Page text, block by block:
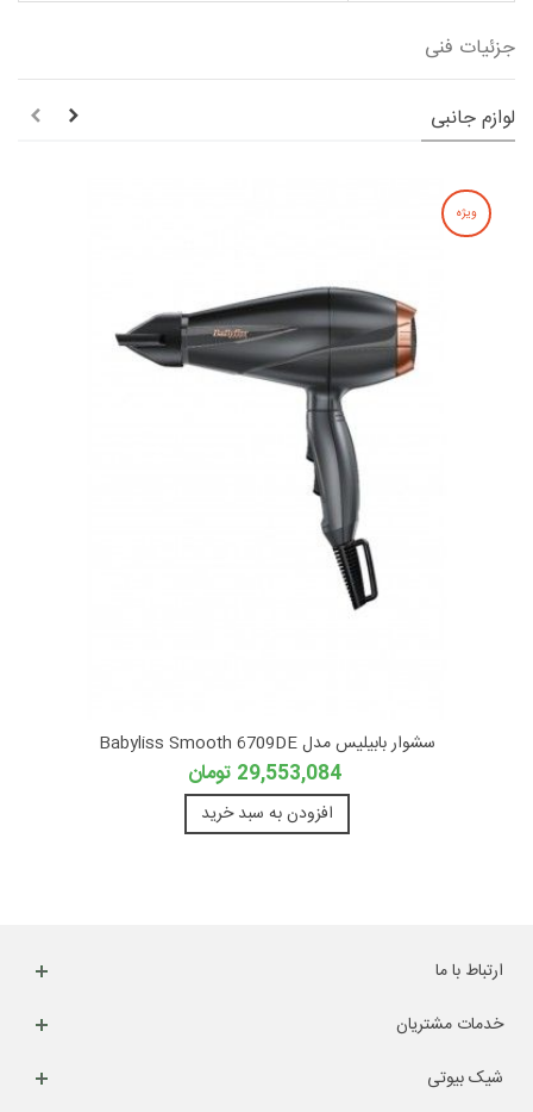
جزئیات فنی
لوازم جانبی
ویژه
سشوار بابیلیس مدل Babyliss Smooth 6709DE
29,553,084 تومان
افزودن به سبد خرید
ارتباط با ما
خدمات مشتریان
شیک بیوتی